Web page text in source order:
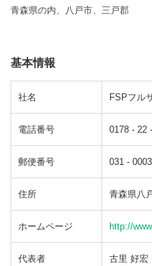
青森県の内、八戸市、三戸郡
基本情報
社名 FSPフル
電話番号 0178 - 22
郵便番号 031 - 0003
住所 青森県八
ホームページ http://
代表者 古里 好宏